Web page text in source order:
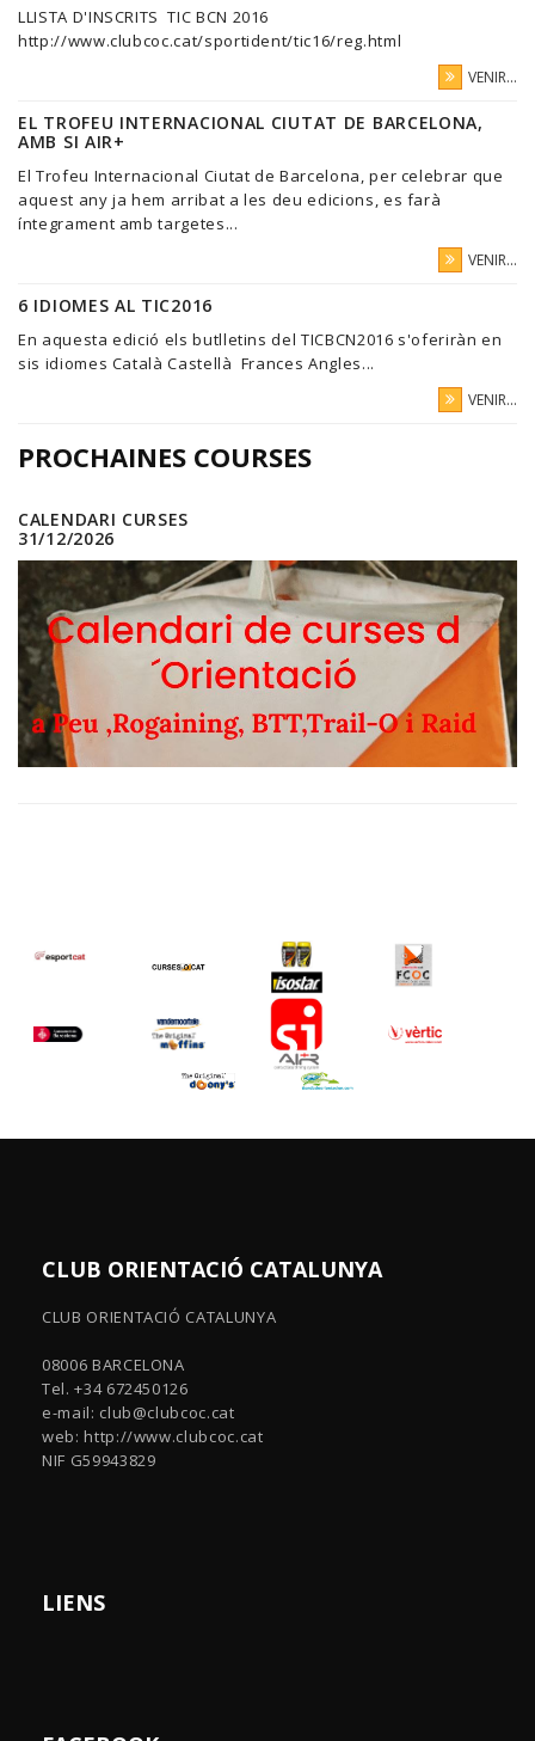
LLISTA D'INSCRITS TIC BCN 2016
http://www.clubcoc.cat/sportident/tic16/reg.html
VENIR...
EL TROFEU INTERNACIONAL CIUTAT DE BARCELONA,
AMB SI AIR+
El Trofeu Internacional Ciutat de Barcelona, per celebrar que
aquest any ja hem arribat a les deu edicions, es farà
íntegrament amb targetes...
VENIR...
6 IDIOMES AL TIC2016
En aquesta edició els butlletins del TICBCN2016 s'oferiràn en
sis idiomes Català Castellà Frances Angles...
VENIR...
PROCHAINES COURSES
CALENDARI CURSES
31/12/2026
CLUB ORIENTACIÓ CATALUNYA
CLUB ORIENTACIÓ CATALUNYA
08006 BARCELONA
Tel. +34 672450126
e-mail: club@clubcoc.cat
web: http://www.clubcoc.cat
NIF G59943829
LIENS